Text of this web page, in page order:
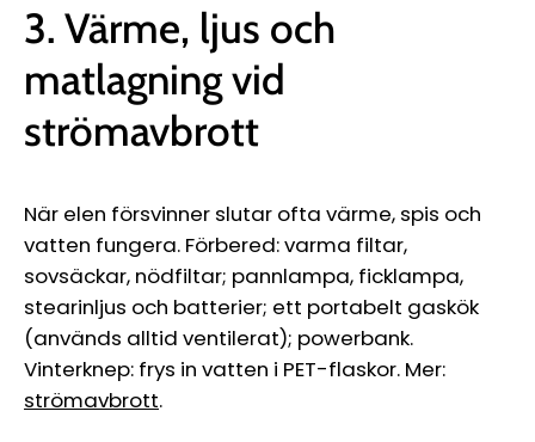
3. Värme, ljus och
matlagning vid
strömavbrott
När elen försvinner slutar ofta värme, spis och
vatten fungera. Förbered: varma filtar,
sovsäckar, nödfiltar; pannlampa, ficklampa,
stearinljus och batterier; ett portabelt gaskök
(används alltid ventilerat); powerbank.
Vinterknep: frys in vatten i PET-flaskor. Mer:
strömavbrott.